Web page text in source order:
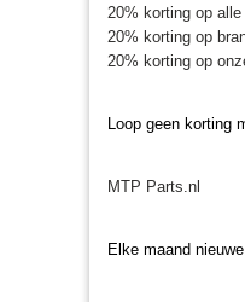
20% korting op
20% korting op
20% korting op
Loop geen korting
MTP Parts.nl
Elke maand